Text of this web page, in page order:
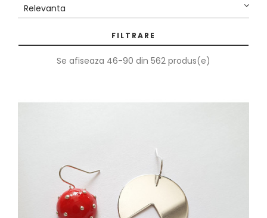
Relevanta
FILTRARE
Se afiseaza 46-90 din 562 produs(e)